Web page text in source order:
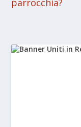
parrocchia?